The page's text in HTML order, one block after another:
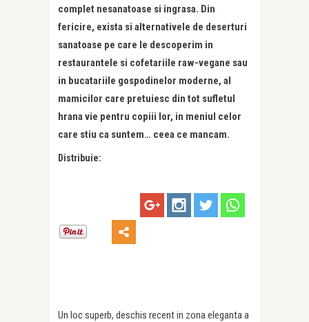
complet nesanatoase si ingrasa. Din
fericire, exista si alternativele de deserturi
sanatoase pe care le descoperim in
restaurantele si cofetariile raw-vegane sau
in bucatariile gospodinelor moderne, al
mamicilor care pretuiesc din tot sufletul
hrana vie pentru copiii lor, in meniul celor
care stiu ca suntem… ceea ce mancam.
Distribuie:
Un loc superb, deschis recent in zona eleganta a